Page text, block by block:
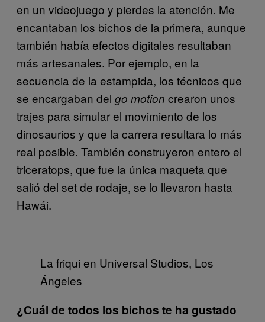
en un videojuego y pierdes la atención. Me
encantaban los bichos de la primera, aunque
también había efectos digitales resultaban
más artesanales. Por ejemplo, en la
secuencia de la estampida, los técnicos que
se encargaban del go motion crearon unos
trajes para simular el movimiento de los
dinosaurios y que la carrera resultara lo más
real posible. También construyeron entero el
triceratops, que fue la única maqueta que
salió del set de rodaje, se lo llevaron hasta
Hawái.
La friqui en Universal Studios, Los
Ángeles
¿Cuál de todos los bichos te ha gustado